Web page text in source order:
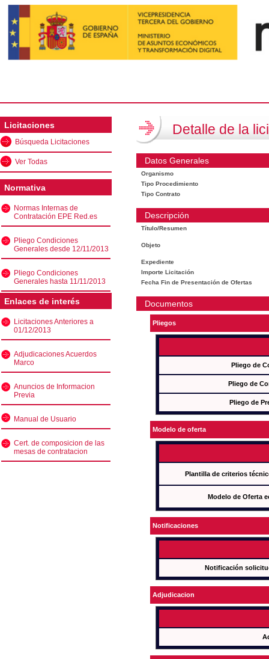
Licitaciones
Búsqueda Licitaciones
Ver Todas
Normativa
Normas Internas de
Contratación EPE Red.es
Pliego Condiciones
Generales desde 12/11/2013
Pliego Condiciones
Generales hasta 11/11/2013
Enlaces de interés
Licitaciones Anteriores a
01/12/2013
Adjudicaciones Acuerdos
Marco
Anuncios de Informacion
Previa
Manual de Usuario
Cert. de composicion de las
mesas de contratacion
Detalle de la
Datos Generales
Organismo
Tipo Procedimiento
Tipo Contrato
Descripción
Título/Resumen
Objeto
Expediente
Importe Licitación
Fecha Fin de Presentación de Ofertas
Documentos
Pliegos
Pliego de
Pliego de
Pliego de
Modelo de oferta
Plantilla de criterios
Modelo de Oferta
Notificaciones
Notificación
Adjudicacion